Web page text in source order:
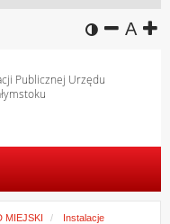
wersja
A
Publicznej Urzędu
MIEJSKI
Instalacje